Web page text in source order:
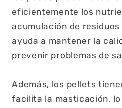
eficientemente los
acumulación de
ayuda a mantener la
prevenir problemas de
Además, los pellets
facilita la masticación,